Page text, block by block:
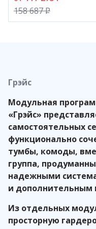
158 687P
Грэйс
Модульная
«Грэйс»
самостоятельных
функционально
тумбы, комоды,
группа,
надежными
и дополнительным
Из отдельных
просторную